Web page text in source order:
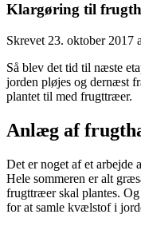
Klargøring til
Skrevet 23. oktober 2017
Så blev det tid til næste
jorden pløjes og dernæst
plantet til med frugttræer.
Anlæg af
Det er noget af et arbejde
Hele sommeren er alt
frugttræer skal plantes.
for at samle kvælstof i